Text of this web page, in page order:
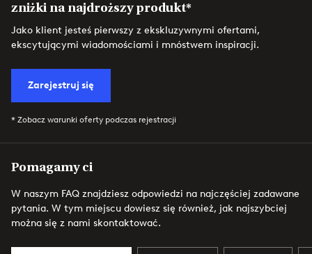
zniżki na najdroższy produkt*
Jako klient jesteś pierwszy z ekskluzywnymi ofertami,
ekscytującymi wiadomościami i mnóstwem inspiracji.
Zarejestruj się
* Zobacz warunki oferty podczas rejestracji
Pomagamy ci
W naszym FAQ znajdziesz odpowiedzi na najczęściej zadawane
pytania. W tym miejscu dowiesz się również, jak najszybciej
można się z nami skontaktować.